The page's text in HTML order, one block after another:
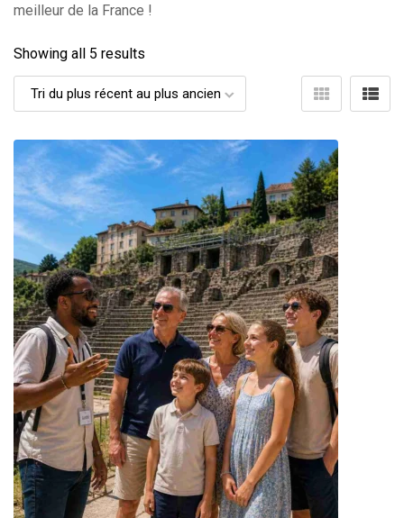
meilleur de la France !
Showing all 5 results